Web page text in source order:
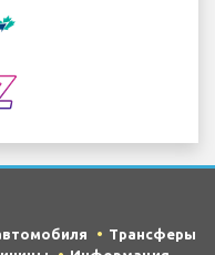
Трансферы